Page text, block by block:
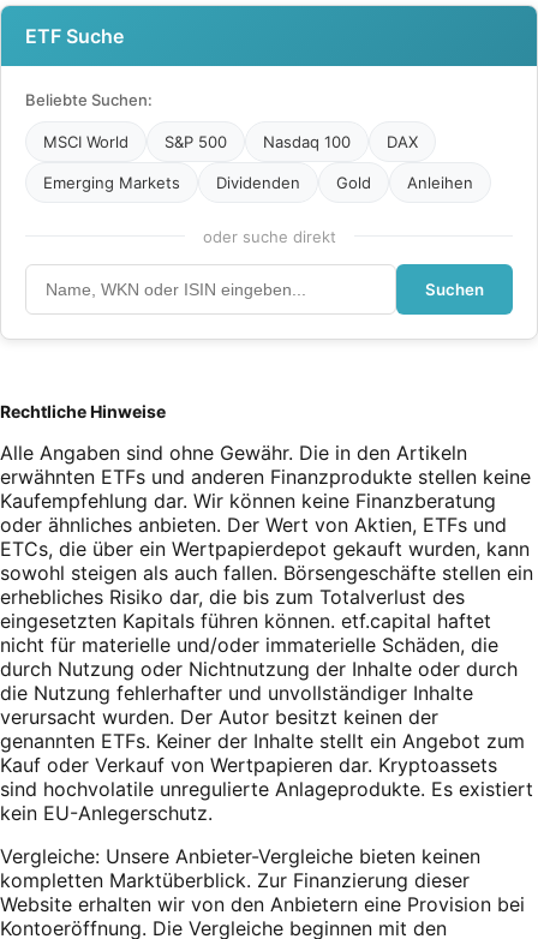
ETF Suche
Beliebte Suchen:
MSCI World S&P 500 Nasdaq 100 DAX
Emerging Markets Dividenden Gold Anleihen
oder suche direkt
Suchen
Rechtliche Hinweise
Alle Angaben sind ohne Gewähr. Die in den Artikeln
erwähnten ETFs und anderen Finanzprodukte stellen keine
Kaufempfehlung dar. Wir können keine Finanzberatung
oder ähnliches anbieten. Der Wert von Aktien, ETFs und
ETCs, die über ein Wertpapierdepot gekauft wurden, kann
sowohl steigen als auch fallen. Börsengeschäfte stellen ein
erhebliches Risiko dar, die bis zum Totalverlust des
eingesetzten Kapitals führen können. etf.capital haftet
nicht für materielle und/oder immaterielle Schäden, die
durch Nutzung oder Nichtnutzung der Inhalte oder durch
die Nutzung fehlerhafter und unvollständiger Inhalte
verursacht wurden. Der Autor besitzt keinen der
genannten ETFs. Keiner der Inhalte stellt ein Angebot zum
Kauf oder Verkauf von Wertpapieren dar. Kryptoassets
sind hochvolatile unregulierte Anlageprodukte. Es existiert
kein EU-Anlegerschutz.
Vergleiche: Unsere Anbieter-Vergleiche bieten keinen
kompletten Marktüberblick. Zur Finanzierung dieser
Website erhalten wir von den Anbietern eine Provision bei
Kontoeröffnung. Die Vergleiche beginnen mit den